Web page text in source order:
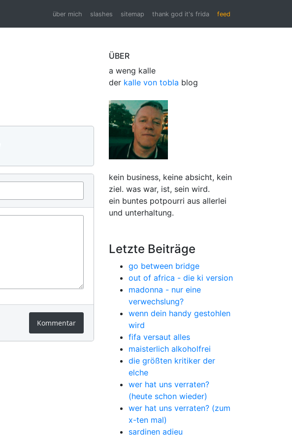
über mich slashes sitemap thank god it's frida feed
Kommentar
ÜBER
a weng kalle
der kalle von tobla blog
kein business, keine absicht, kein
ziel. was war, ist, sein wird.
ein buntes potpourri aus allerlei
und unterhaltung.
Letzte Beiträge
go between bridge
out of africa - die ki version
madonna - nur eine
verwechslung?
wenn dein handy gestohlen
wird
fifa versaut alles
maisterlich alkoholfrei
die größten kritiker der
elche
wer hat uns verraten?
(heute schon wieder)
wer hat uns verraten? (zum
x-ten mal)
sardinen adieu